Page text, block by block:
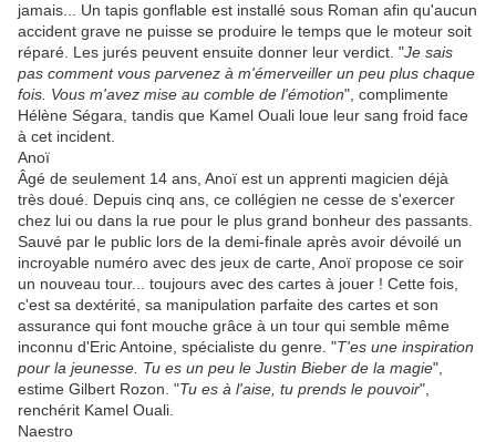
jamais... Un tapis gonflable est installé sous Roman afin qu'aucun
accident grave ne puisse se produire le temps que le moteur soit
réparé. Les jurés peuvent ensuite donner leur verdict. "Je sais
pas comment vous parvenez à m'émerveiller un peu plus chaque
fois. Vous m'avez mise au comble de l'émotion", complimente
Hélène Ségara, tandis que Kamel Ouali loue leur sang froid face
à cet incident.
Anoï
Âgé de seulement 14 ans, Anoï est un apprenti magicien déjà
très doué. Depuis cinq ans, ce collégien ne cesse de s'exercer
chez lui ou dans la rue pour le plus grand bonheur des passants.
Sauvé par le public lors de la demi-finale après avoir dévoilé un
incroyable numéro avec des jeux de carte, Anoï propose ce soir
un nouveau tour... toujours avec des cartes à jouer ! Cette fois,
c'est sa dextérité, sa manipulation parfaite des cartes et son
assurance qui font mouche grâce à un tour qui semble même
inconnu d'Eric Antoine, spécialiste du genre. "T'es une inspiration
pour la jeunesse. Tu es un peu le Justin Bieber de la magie",
estime Gilbert Rozon. "Tu es à l'aise, tu prends le pouvoir",
renchérit Kamel Ouali.
Naestro